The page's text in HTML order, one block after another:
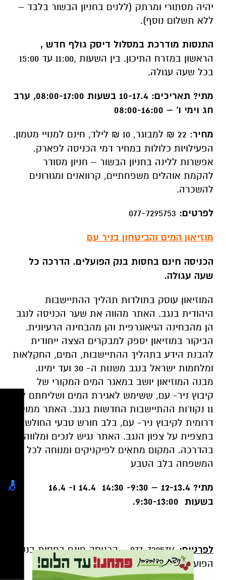
יהיה מסתורי ומרתק (ללנים בחניון הבשור בלבד –
ללא תשלום נוסף).
התנסות מודרכת במסלול דיסק גולף חדש ,
הראשון במזרח התיכון. בין השעות ,11:00 עד 15:00
בכל שעה עגולה.
מתי?
תאריכים: 10-17.4 בשעות 08:00-17:00, ערב
חג וימי ו' – 08:00-16:00
מחיר
: 22 ₪ למבוגר, 10 ₪ לילד, חינם למנויי מטמון.
הפעילויות כלולות במחיר דמי הכניסה לפארק.
אפשרות ללינה בחניון הבשור – חניון מסודר
להקמת אוהלים משפחתיים, קרוואנים ומגורונים
להשכרה.
לפרטים:
מוזיאון המים והביטחון בניר עם
הכניסה חינם בחסות בנק הפועלים. הדרכה כל
שעה עגולה.
המוזיאון עוסק בתולדות תהליך ההתיישבות
היהודית בנגב. האתר מהווה את שער הכניסה לנגב
הן מהבחינה הגיאוגרפית והן מהבחינה הרעיונית.
הביקור במוזיאון יספק למבקרים הצצה ייחודית
להבנת הידע בתהליך ההתיישבות, המים, החקלאות
ומלחמות ישראל בנגב משנות ה- 30 ועד ימינו.
מבנה המוזיאון יושב במאגר המים המקורי של
קיבוץ ניר- עם, ששימש לאגירת המים ושליחתם ל-
11 נקודות ההתיישבות החדשות בנגב. האתר ממוקם
דרומית לקיבוץ ניר- עם, בלב חורש טבעי החולש
בתצפית על צפון הנגב. האתר נגיש לנכים ומלווה
בהדרכה. המקום מתאים לפיקניקים ומנוחה לכל
המשפחה בלב הטבע
בשעות 9:30-13:00.
לפרטים:
077-7295714-- הכניסה חינם בחסות בנק
הפועלים.